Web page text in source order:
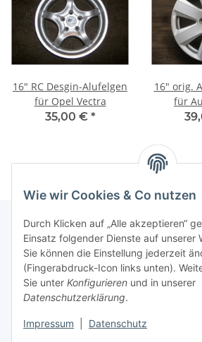
Wie wir Cookies & Co nutzen
Durch Klicken auf „Alle akzeptieren“
Einsatz folgender Dienste auf unserer
Sie können die Einstellung jederzeit
(Fingerabdruck-Icon links unten).
Sie unter Konfigurieren und in unserer
Datenschutzerklärung.
Impressum Datenschutz
16" RC Desgin-Alufelgen
für Opel Vectra
35,00 € *
16" orig.
für
Informationen
Gesetzliche Informationen